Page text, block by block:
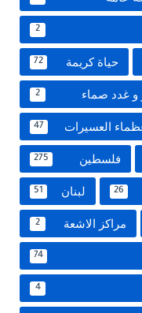
2
حياة كريمة 72
غدد صماء 2
العسيرات 47
فلسطين 275
26 لبنان 51
مراكز الاشعة 2
74
4